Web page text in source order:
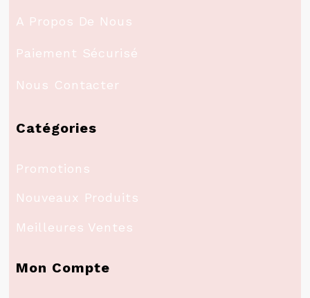
A Propos De Nous
Paiement Sécurisé
Nous Contacter
Catégories
Promotions
Nouveaux Produits
Meilleures Ventes
Mon Compte